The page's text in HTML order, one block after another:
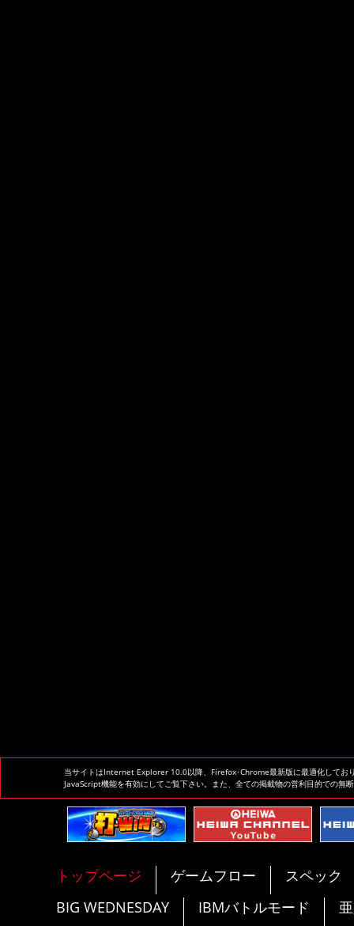
当サイトはInternet Explorer 10.0以降、Firefox･Chrome最新版に最適化してお
JavaScript機能を有効にしてご覧下さい。また、全ての掲載物の営利目的での無
トップページ ゲームフロー
スペック
BIG WEDNESDAY
IBMバトルモード